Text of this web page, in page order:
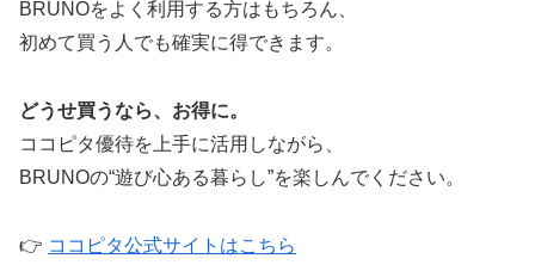
BRUNOをよく利用する方はもちろん、
初めて買う人でも確実に得できます。
どうせ買うなら、お得に。
ココピタ優待を上手に活用しながら、
BRUNOの“遊び心ある暮らし”を楽しんでください。
👉 ココピタ公式サイトはこちら